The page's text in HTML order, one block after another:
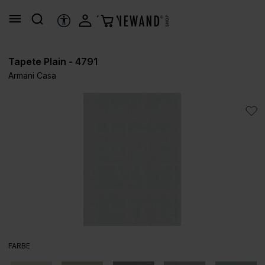
springen
HILFSTOOLS
Tapete Plain - 4791
Armani Casa
FARBE